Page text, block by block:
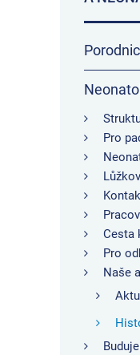
Pro
Cesta
Pro
Naše